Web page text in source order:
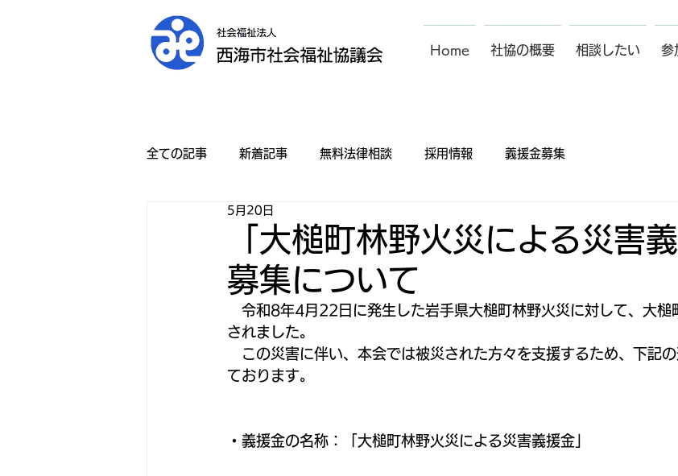
Home 社協の概要 相談したい 参
全ての記事 新着記事 無料法律相談 採用情報 義援金募集
「大槌町林野火災による災害
募集について
5月20日
令和8年4月22日に発生した岩手県大槌町林野火災に対して、大槌
されました。
この災害に伴い、本会では被災された方々を支援するため、下記
ております。
・義援金の名称：「大槌町林野火災による災害義援金」